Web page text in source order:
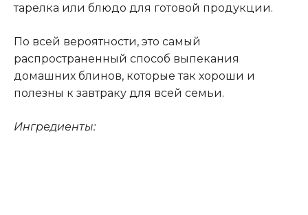
тарелка или блюдо для готовой продукции.
По всей вероятности, это самый
распространенный способ выпекания
домашних блинов, которые так хороши и
полезны к завтраку для всей семьи.
Ингредиенты: